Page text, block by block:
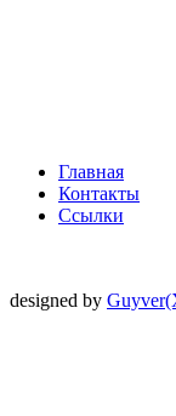
Главная
Контакты
Ссылки
designed by